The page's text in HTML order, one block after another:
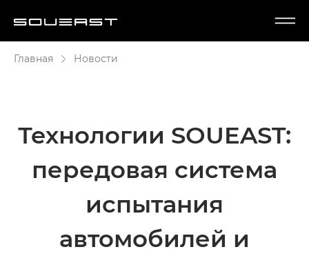
Главная Новости
Технологии SOUEAST:
передовая система
испытания
автомобилей и